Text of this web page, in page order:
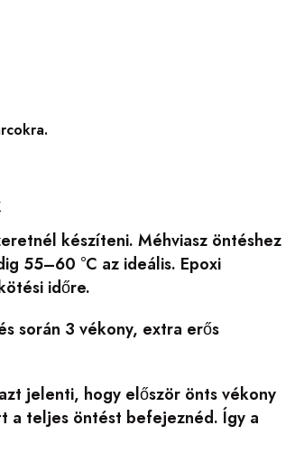
készíteni. Méhviasz öntéshez
55–60 °C az ideális. Epoxi
időre.
során 3 vékony, extra erős
jelenti, hogy először önts vékony
a teljes öntést befejeznéd. Így a